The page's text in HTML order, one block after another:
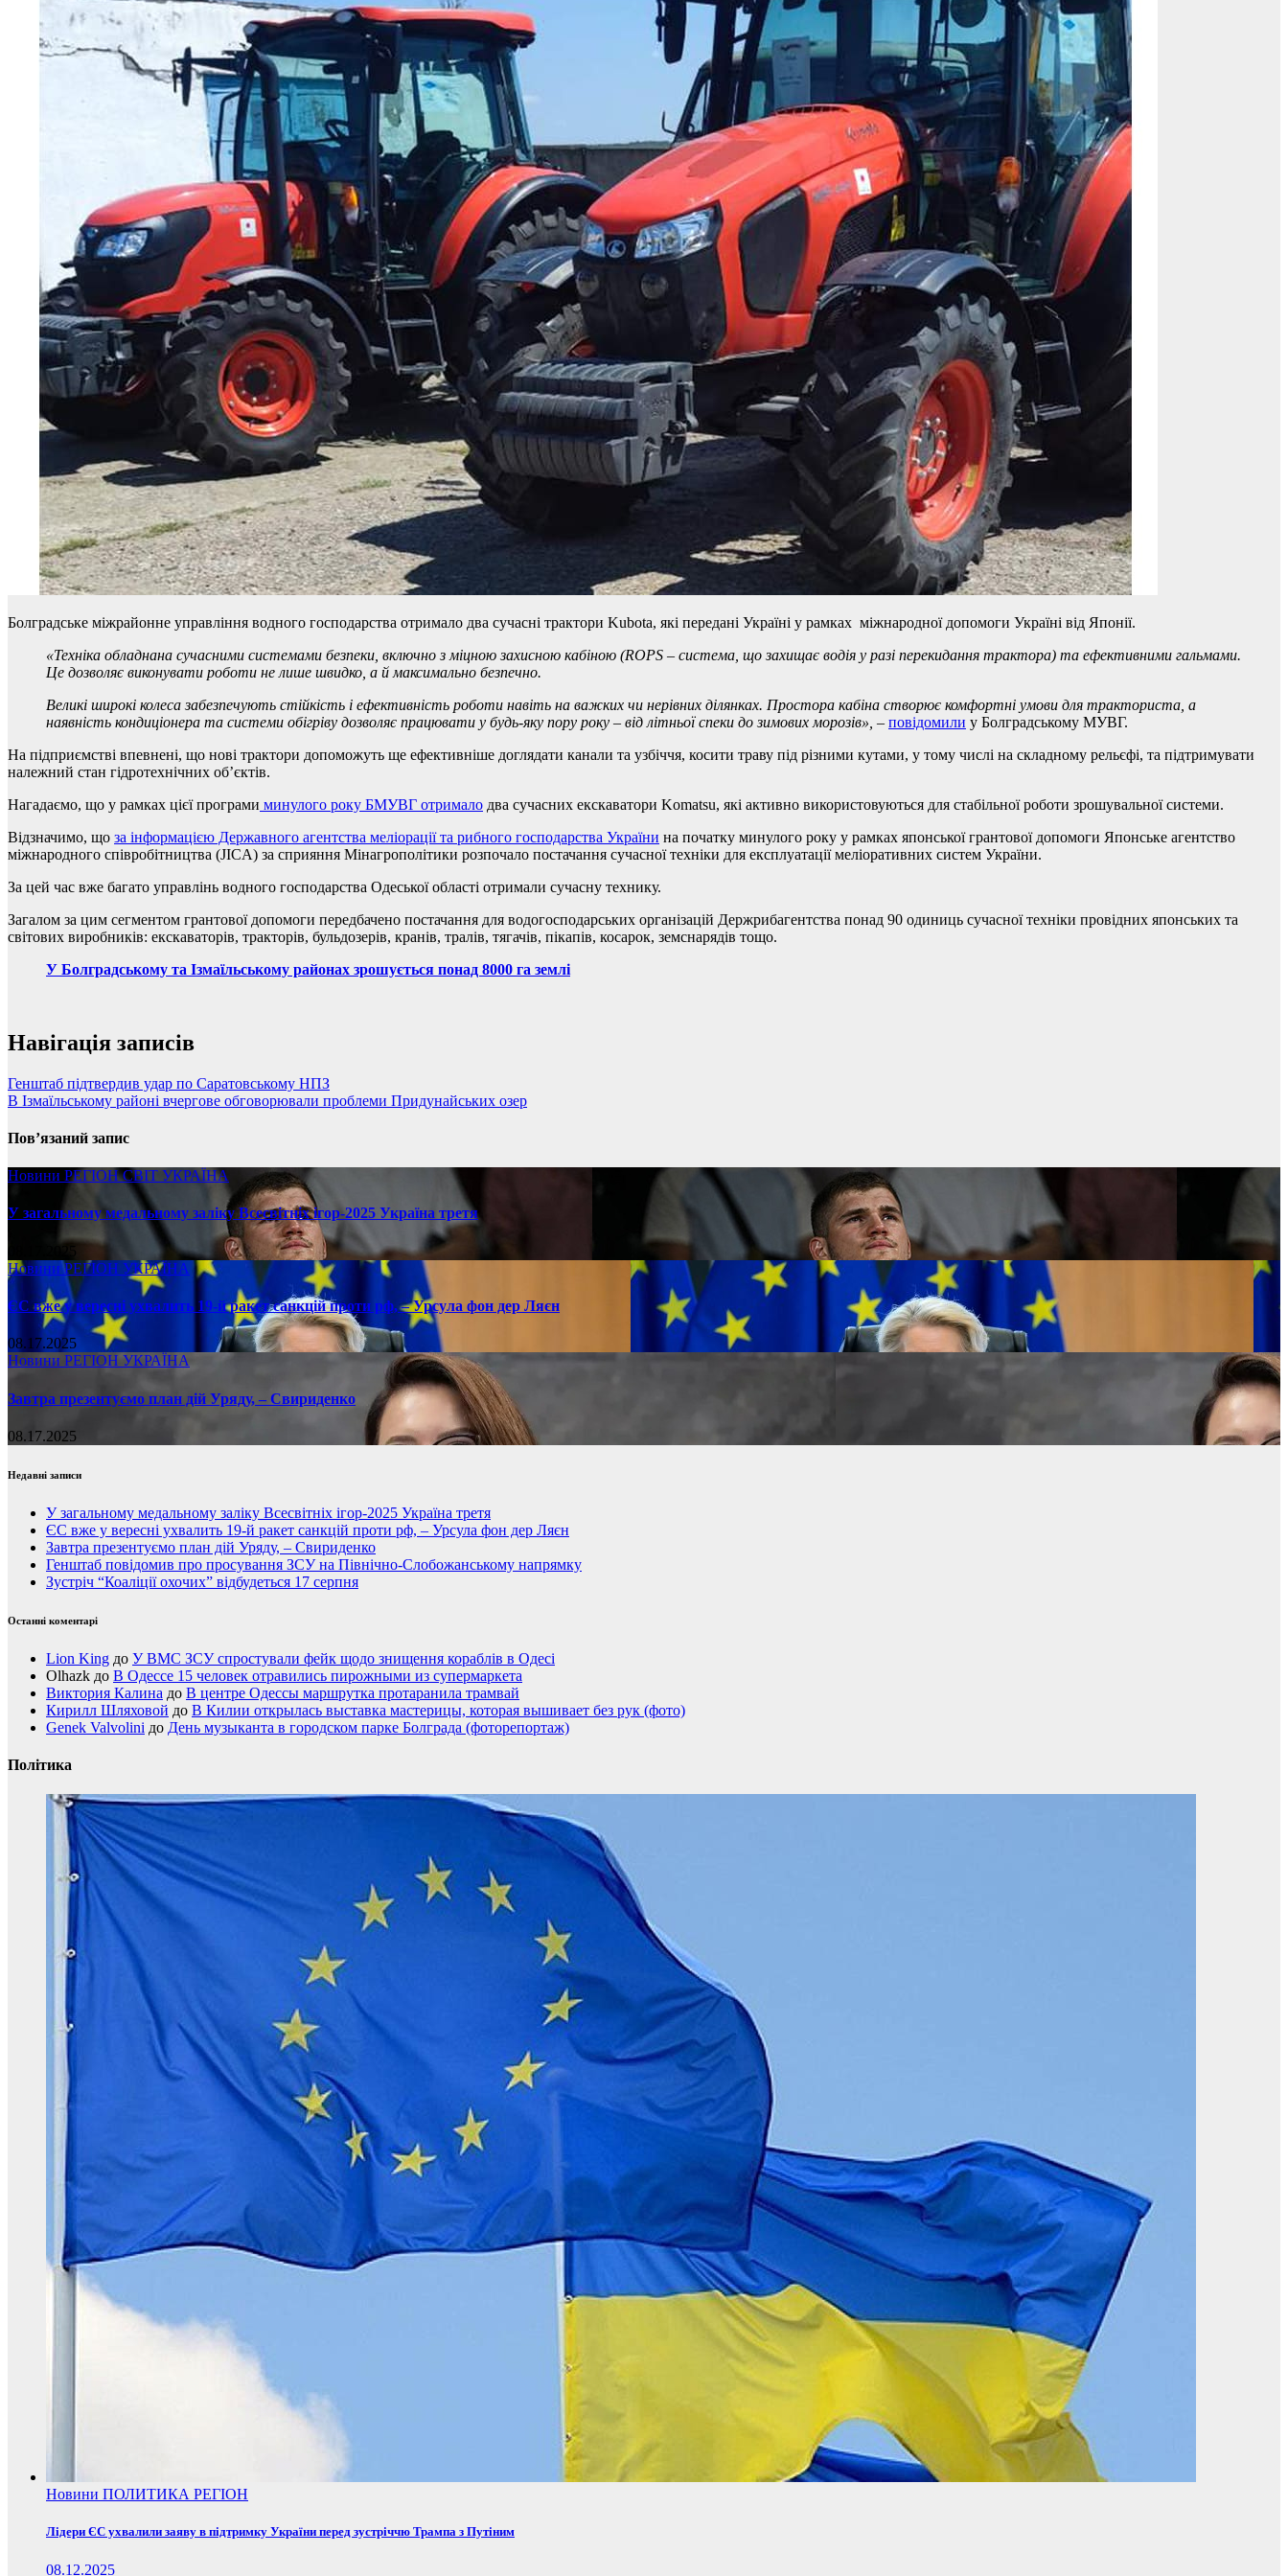
Болградське міжрайонне управління водного господарства отримало два сучасні трактори Kubota, які передані Україні у рамках міжнародної допомоги Україні від Японії.
«Техніка обладнана сучасними системами безпеки, включно з міцною захисною кабіною (ROPS – система, що захищає водія у разі перекидання трактора) та ефективними гальмами.
Це дозволяє виконувати роботи не лише швидко, а й максимально безпечно.
Великі широкі колеса забезпечують стійкість і ефективність роботи навіть на важких чи нерівних ділянках. Простора кабіна створює комфортні умови для тракториста, а
наявність кондиціонера та системи обігріву дозволяє працювати у будь-яку пору року – від літньої спеки до зимових морозів», – повідомили у Болградському МУВГ.
На підприємстві впевнені, що нові трактори допоможуть ще ефективніше доглядати канали та узбіччя, косити траву під різними кутами, у тому числі на складному рельєфі, та підтримувати
належний стан гідротехнічних об’єктів.
Нагадаємо, що у рамках цієї програми минулого року БМУВГ отримало два сучасних екскаватори Komatsu, які активно використовуються для стабільної роботи зрошувальної системи.
Відзначимо, що за інформацією Державного агентства меліорації та рибного господарства України на початку минулого року у рамках японської грантової допомоги Японське агентство
міжнародного співробітництва (JICA) за сприяння Мінагрополітики розпочало постачання сучасної техніки для експлуатації меліоративних систем України.
За цей час вже багато управлінь водного господарства Одеської області отримали сучасну технику.
Загалом за цим сегментом грантової допомоги передбачено постачання для водогосподарських організацій Держрибагентства понад 90 одиниць сучасної техніки провідних японських та
світових виробників: екскаваторів, тракторів, бульдозерів, кранів, тралів, тягачів, пікапів, косарок, земснарядів тощо.
У Болградському та Ізмаїльському районах зрошується понад 8000 га землі
Навігація записів
Генштаб підтвердив удар по Саратовському НПЗ
В Ізмаїльському районі вчергове обговорювали проблеми Придунайських озер
Пов’язаний запис
Новини РЕГІОНСВІТ УКРАЇНА
У загальному медальному заліку Всесвітніх ігор-2025 Україна третя
08.17.2025
НовиниРЕГІОН УКРАЇНА
ЄС вже у вересні ухвалить 19-й ракет санкцій проти рф, – Урсула фон дер Ляєн
08.17.2025
Новини РЕГІОН УКРАЇНА
Завтра презентуємо план дій Уряду, – Свириденко
08.17.2025
Недавні записи
У загальному медальному заліку Всесвітніх ігор-2025 Україна третя
ЄС вже у вересні ухвалить 19-й ракет санкцій проти рф, – Урсула фон дер Ляєн
Завтра презентуємо план дій Уряду, – Свириденко
Генштаб повідомив про просування ЗСУ на Північно-Слобожанському напрямку
Зустріч “Коаліції охочих” відбудеться 17 серпня
Останні коментарі
Lion King до У ВМС ЗСУ спростували фейк щодо знищення кораблів в Одесі
Olhazk до В Одессе 15 человек отравились пирожными из супермаркета
Виктория Калина до В центре Одессы маршрутка протаранила трамвай
Кирилл Шляховой до В Килии открылась выставка мастерицы, которая вышивает без рук (фото)
Genek Valvolini до День музыканта в городском парке Болграда (фоторепортаж)
Політика
Новини ПОЛИТИКА РЕГІОН
Лідери ЄС ухвалили заяву в підтримку України перед зустріччю Трампа з Путіним
08.12.2025